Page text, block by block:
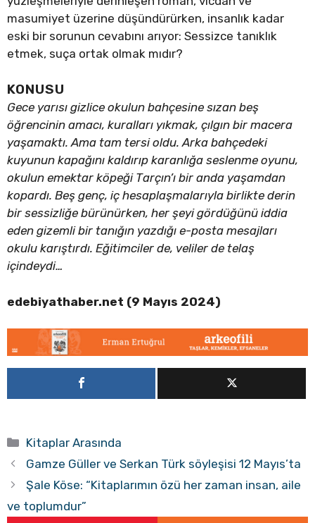
masumiyet üzerine düşündürürken, insanlık kadar
eski bir sorunun cevabını arıyor: Sessizce tanıklık
etmek, suça ortak olmak mıdır?
KONUSU
Gece yarısı gizlice okulun bahçesine sızan beş
öğrencinin amacı, kuralları yıkmak, çılgın bir macera
yaşamaktı. Ama tam tersi oldu. Arka bahçedeki
kuyunun kapağını kaldırıp karanlığa seslenme oyunu,
okulun emektar köpeği Tarçın’ı bir anda yaşamdan
kopardı. Beş genç, iç hesaplaşmalarıyla birlikte derin
bir sessizliğe bürünürken, her şeyi gördüğünü iddia
eden gizemli bir tanığın yazdığı e-posta mesajları
okulu karıştırdı. Eğitimciler de, veliler de telaş
içindeydi…
edebiyathaber.net (9 Mayıs 2024)
Kategoriler
Kitaplar Arasında
Gamze Güller ve Serkan Türk söyleşisi 12 Mayıs’ta
Şale Köse: “Kitaplarımın özü her zaman insan, aile
ve toplumdur”